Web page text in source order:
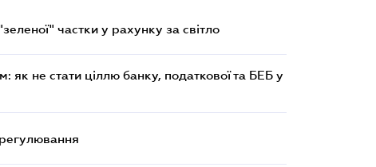
частки у рахунку за світло
як не стати ціллю банку, податкової та БЕБ у